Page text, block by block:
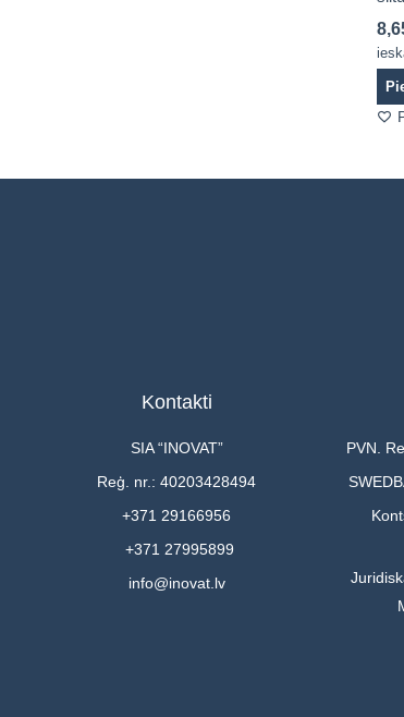
Kontakti
SIA “INOVAT”
Reģ. nr.: 40203428494
+371 29166956
+371 27995899
info@inovat.lv
PVN.